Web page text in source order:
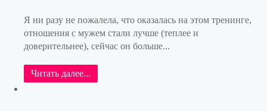
Я ни разу не пожалела, что оказалась на этом тренинге,
отношения с мужем стали лучше (теплее и
доверительнее), сейчас он больше...
Читать далее...